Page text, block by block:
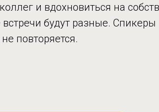
и вдохновиться на
будут разные.
повторяется.